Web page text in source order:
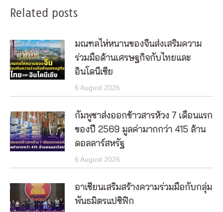
Related posts
มณฑลไห่หนานของจีนส่งเสริมความ
ร่วมมือด้านเศรษฐกิจกับไทยและ
อินโดนีเซีย
6 August 2026
กัมพูชาส่งออกข้าวสารห้วง 7 เดือนแรก
ของปี 2569 มูลค่ามากกว่า 415 ล้าน
ดอลลาร์สหรัฐ
6 August 2026
อาเซียนเสริมสร้างความร่วมมือกับกลุ่ม
พันธมิตรแปซิฟิก